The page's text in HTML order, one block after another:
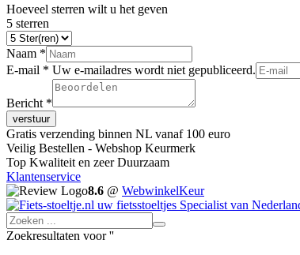
Hoeveel sterren wilt u het geven
5 sterren
Naam *
E-mail * Uw e-mailadres wordt niet gepubliceerd.
Bericht *
verstuur
Gratis verzending binnen NL vanaf 100 euro
Veilig Bestellen - Webshop Keurmerk
Top Kwaliteit en zeer Duurzaam
Klantenservice
8.6 @ WebwinkelKeur
Zoekresultaten voor ''